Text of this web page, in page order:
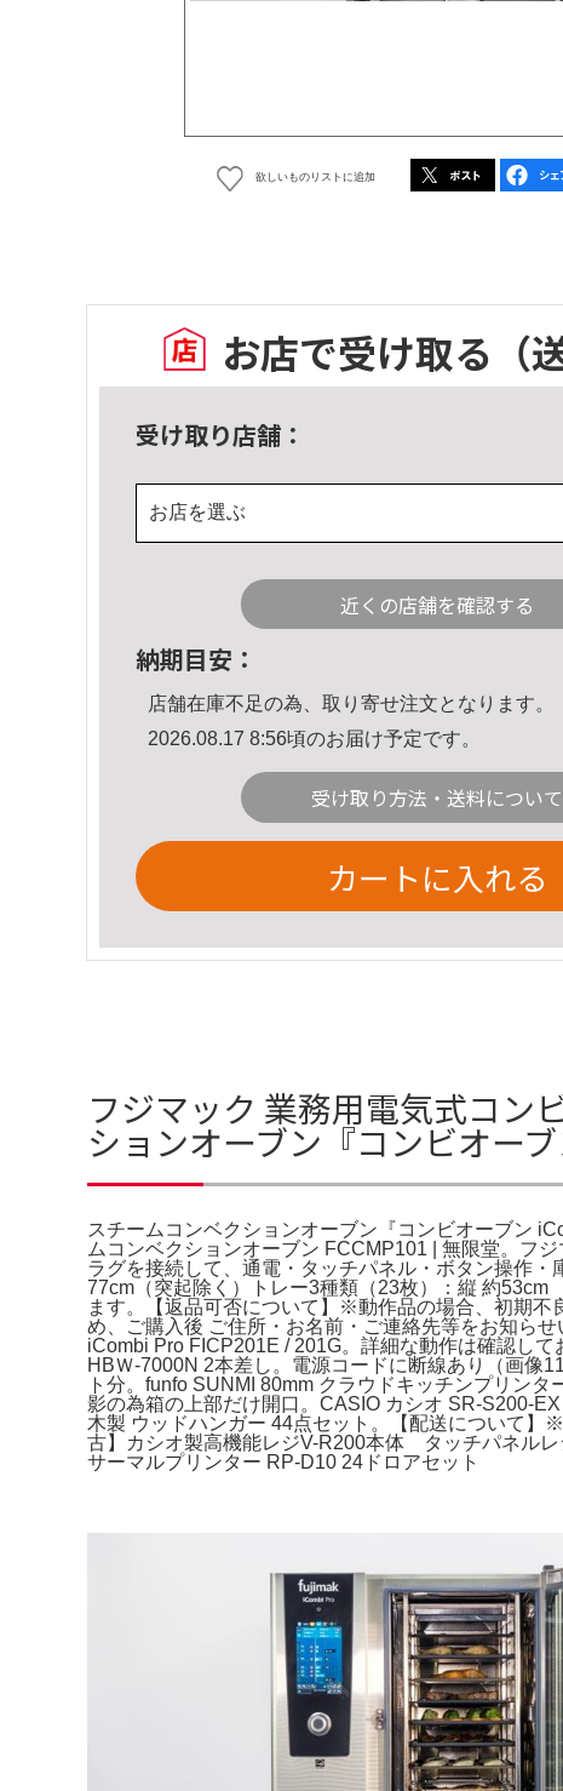
欲しいものリストに追加
お店で受け取る （
受け取り店舗：
お店を選ぶ
近くの店舗を確認する
納期目安：
店舗在庫不足の為、取り寄せ注文となります。
2026.08.17 8:56頃のお届け予定です。
受け取り方法・送料について
カートに入れる
フジマック 業務用電気式コン
ションオーブン『コンビオー
スチームコンベクションオーブン『コンビオーブン
ムコンベクションオーブン FCCMP101 | 無限堂。フ
ラグを接続して、通電・タッチパネル・ボタン操作
77cm（突起除く）トレー3種類（23枚）：縦 約
ます。【返品可否について】※動作品の場合、初期
め、ご購入後 ご住所・お名前・ご連絡先等をお知ら
iCombi Pro FICP201E / 201G。詳細な動作は確認し
HBＷ-7000N 2本差し。電源コードに断線あり（画
ト分。funfo SUNMI 80mm クラウドキッチンプリン
影の為箱の上部だけ開口。CASIO カシオ SR-S200-
木製 ウッドハンガー 44点セット。【配送について】
古】カシオ製高機能レジV-R200本体 タッチパネル
サーマルプリンター RP-D10 24ドロアセット